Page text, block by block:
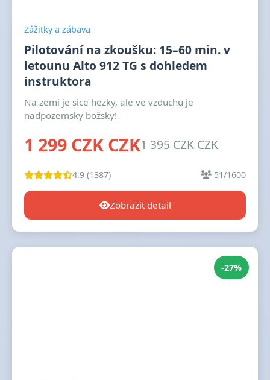
Zážitky a zábava
Pilotování na zkoušku: 15–60 min. v
letounu Alto 912 TG s dohledem
instruktora
Na zemi je sice hezky, ale ve vzduchu je
nadpozemsky božsky!
1 299 CZK CZK1 395 CZK CZK
4.9 (1387) 51/1600
Zobrazit detail
-27%